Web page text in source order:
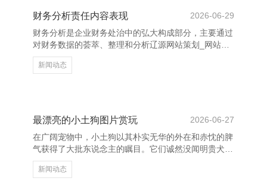
courage to continue that co
财务分析责任内容表现
2026-06-29
财务分析是企业财务处治中的弘大构成部分，主要通过
对财务数据的荟萃、整理和分析辽源网站策划_网站建
设公司_网站设计建设开发_seo优化，为企业提供方案
救助。财务分析东谈主员频繁崇拜评估企业的财务状
利材干、偿债材干和运营遵循。其次，财务分析还触及
预算编制与践诺监控，匡助企业合理分派资源，截至老
本，普及经济效益。 此外，财务分析东谈主员还需进
行行业对比和趋
新闻动态
最漂亮的小土狗图片赏玩
2026-06-27
在广阔宠物中，小土狗以其朴实无华的外在和赤忱的脾
气获得了大批东说念主的瞩目。它们诚然没闻明贵犬种
的丽都外相，但那种憨态可掬、机动烂漫的容貌辽源网
站策划_网站建设公司_网站设计建设开发_seo优化，
新闻动态